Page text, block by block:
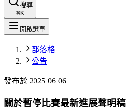
搜尋
⌘K
開啟選單
部落格
公告
發布於 2025-06-06
關於暫停比賽最新進展聲明稿